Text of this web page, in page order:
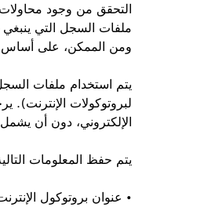
ملفات السجل التي
ومن الممكن، على أساس
يتم استخدام ملفات
لبروتوكولات الإنترنت).
الإلكتروني، دون أن
يتم حفظ المعلومات
• عنوان بروتوكول